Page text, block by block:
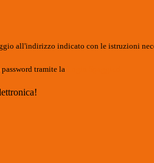
all'indirizzo indicato con le istruzioni
tramite la